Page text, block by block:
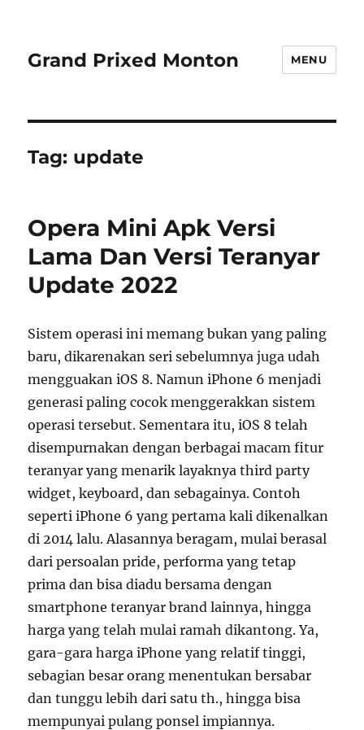
Grand Prixed Monton MENU
Tag: update
Opera Mini Apk Versi
Lama Dan Versi Teranyar
Update 2022
Sistem operasi ini memang bukan yang paling
baru, dikarenakan seri sebelumnya juga udah
mengguakan iOS 8. Namun iPhone 6 menjadi
generasi paling cocok menggerakkan sistem
operasi tersebut. Sementara itu, iOS 8 telah
disempurnakan dengan berbagai macam fitur
teranyar yang menarik layaknya third party
widget, keyboard, dan sebagainya. Contoh
seperti iPhone 6 yang pertama kali dikenalkan
di 2014 lalu. Alasannya beragam, mulai berasal
dari persoalan pride, performa yang tetap
prima dan bisa diadu bersama dengan
smartphone teranyar brand lainnya, hingga
harga yang telah mulai ramah dikantong. Ya,
gara-gara harga iPhone yang relatif tinggi,
sebagian besar orang menentukan bersabar
dan tunggu lebih dari satu th., hingga bisa
mempunyai pulang ponsel impiannya.